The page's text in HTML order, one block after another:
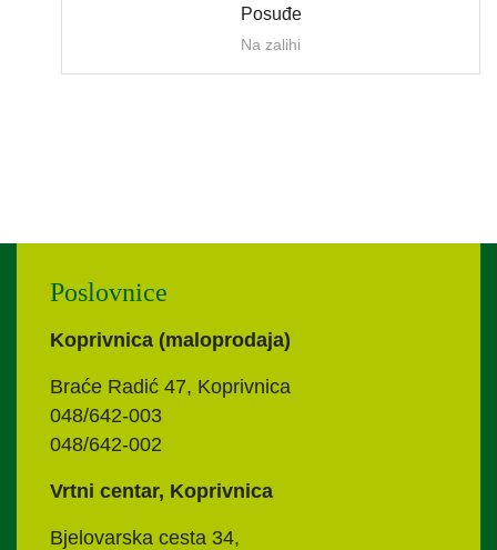
Posuđe
Na zalihi
Poslovnice
Koprivnica (maloprodaja)
Braće Radić 47, Koprivnica
048/642-003
048/642-002
Vrtni centar, Koprivnica
Bjelovarska cesta 34,